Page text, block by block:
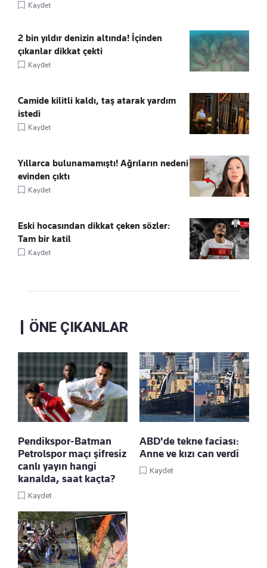
Kaydet
2 bin yıldır denizin altında! İçinden
çıkanlar dikkat çekti
Kaydet
Camide kilitli kaldı, taş atarak yardım
istedi
Kaydet
Yıllarca bulunamamıştı! Ağrıların nedeni
evinden çıktı
Kaydet
Eski hocasından dikkat çeken sözler:
Tam bir katil
Kaydet
ÖNE ÇIKANLAR
Pendikspor-Batman
Petrolspor maçı şifresiz
canlı yayın hangi
kanalda, saat kaçta?
Kaydet
ABD'de tekne faciası:
Anne ve kızı can verdi
Kaydet